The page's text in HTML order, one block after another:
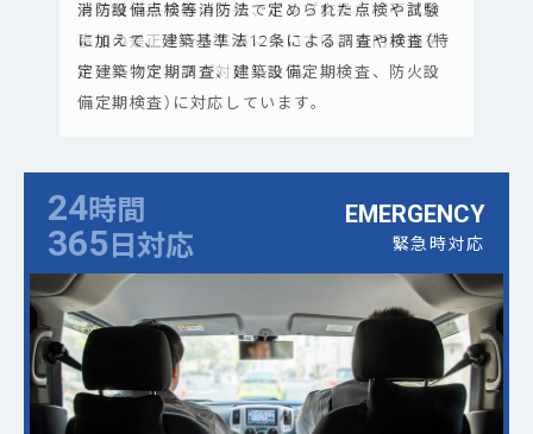
消防設備点検等消防法で定められた点検や試験
に加えて、建築基準法12条による調査や検査（特
定建築物定期調査、建築設備定期検査、防火設
備定期検査）に対応しています。
受信機や感知器の交換、ポンプ交換など不具合
事項の是正を行う工事については、専門資格を
持ったスタッフが対応します。
商業施設へのテナント入居工事において、消防
法に元づき防災設備の設計を行い工事を実施し
ます。消防法に必要な設備の移設・増設等も行
います。
24時間
365 日対応
EMERGENCY
緊急時対応